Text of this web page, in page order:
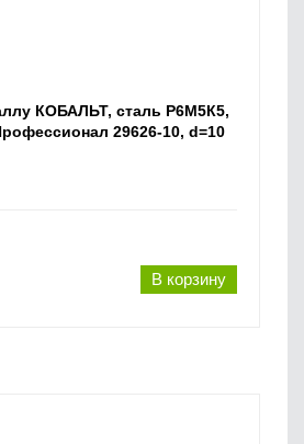
КОБАЛЬТ, сталь Р6М5К5,
29626-10, d=10
В корзину